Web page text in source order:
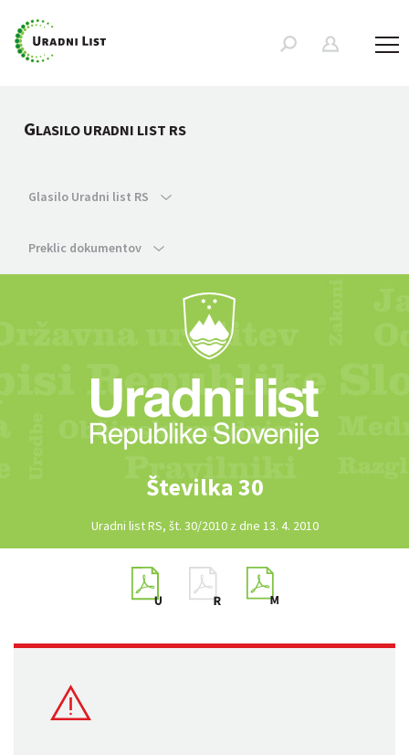
GLASILO URADNI LIST RS
Glasilo Uradni list RS
Preklic dokumentov
Številka 30
Uradni list RS, št. 30/2010 z dne 13. 4. 2010